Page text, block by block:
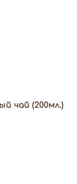
чай (200мл.)